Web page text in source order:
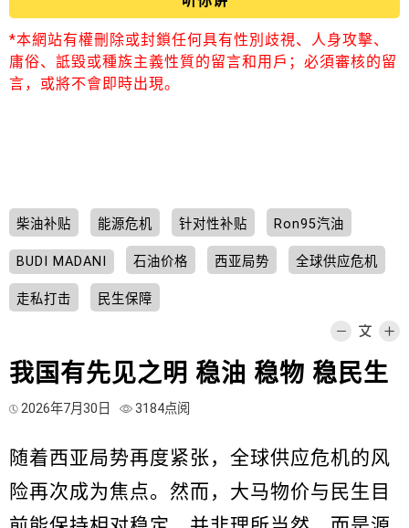
*本網站有權刪除或封鎖任何具有性別歧視、人身攻擊、
庸俗、詆毀或種族主義性質的留言和用戶；必須審核的留
言，或將不會即時出現。
柴油补贴 能源危机 针对性补贴 Ron95汽油
BUDI MADANI 石油价格 西亚局势 全球供应危机
走私打击 民生保障
我国有先见之明 稳油 稳物 稳民生
2026年7月30日 3184点阅
随着西亚局势再度紧张，全球供应危机的风
险再次成为焦点。然而，大马物价与民生目